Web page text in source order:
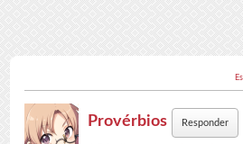
Provérbios Responder